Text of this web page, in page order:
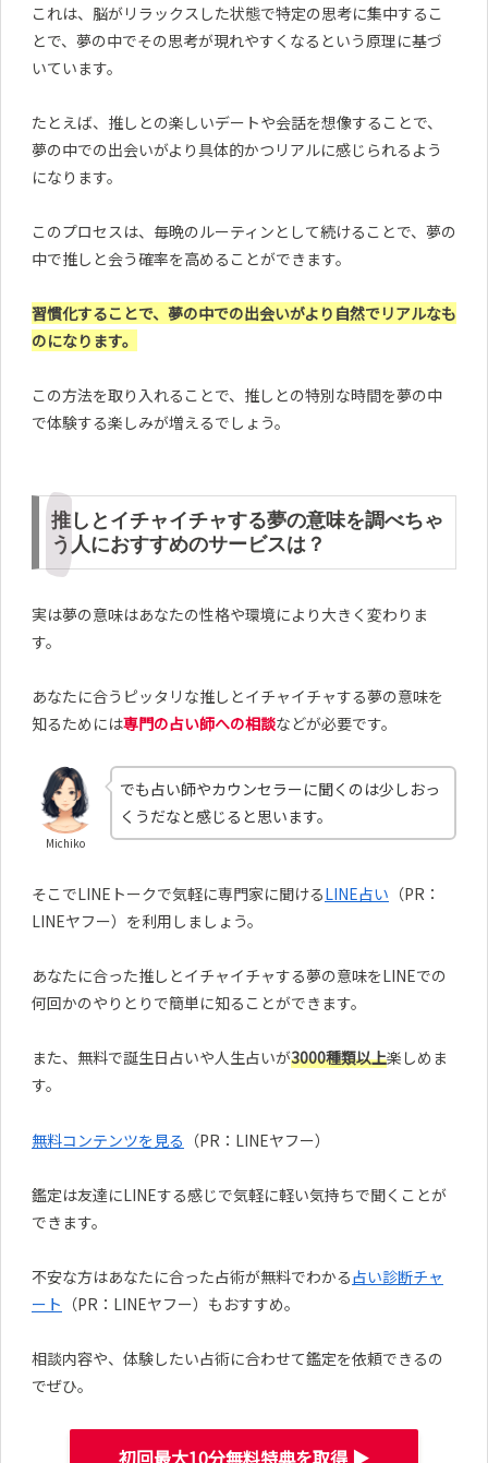
これは、脳がリラックスした状態で特定の思考に集中するこ
とで、夢の中でその思考が現れやすくなるという原理に基づ
いています。
たとえば、推しとの楽しいデートや会話を想像することで、
夢の中での出会いがより具体的かつリアルに感じられるよう
になります。
このプロセスは、毎晩のルーティンとして続けることで、夢の
中で推しと会う確率を高めることができます。
習慣化することで、夢の中での出会いがより自然でリアルなも
のになります。
この方法を取り入れることで、推しとの特別な時間を夢の中
で体験する楽しみが増えるでしょう。
推しとイチャイチャする夢の意味を調べちゃ
う人におすすめのサービスは？
実は夢の意味はあなたの性格や環境により大きく変わりま
す。
あなたに合うピッタリな推しとイチャイチャする夢の意味を
知るためには専門の占い師への相談などが必要です。
Michiko
でも占い師やカウンセラーに聞くのは少しおっ
くうだなと感じると思います。
そこでLINEトークで気軽に専門家に聞けるLINE占い （PR：
LINEヤフー）を利用しましょう。
あなたに合った推しとイチャイチャする夢の意味をLINEでの
何回かのやりとりで簡単に知ることができます。
また、無料で誕生日占いや人生占いが3000種類以上楽しめま
す。
無料コンテンツを見る （PR：LINEヤフー）
鑑定は友達にLINEする感じで気軽に軽い気持ちで聞くことが
できます。
不安な方はあなたに合った占術が無料でわかる占い診断チャ
ート （PR：LINEヤフー）もおすすめ。
相談内容や、体験したい占術に合わせて鑑定を依頼できるの
でぜひ。